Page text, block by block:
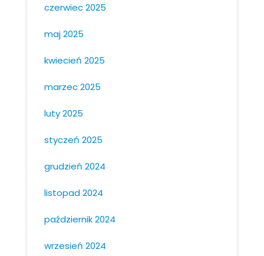
czerwiec 2025
maj 2025
kwiecień 2025
marzec 2025
luty 2025
styczeń 2025
grudzień 2024
listopad 2024
październik 2024
wrzesień 2024